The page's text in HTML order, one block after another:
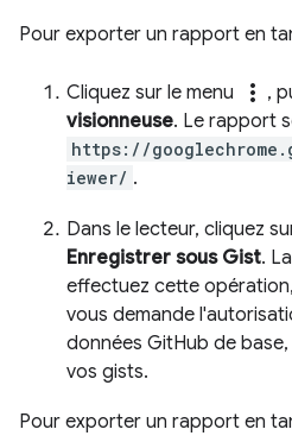
Pour exporter un rapport en
Cliquez sur le menu more_vert ,
visionneuse. Le rapport
https://
iewer/ .
Dans le lecteur, cliquez
Enregistrer sous Gist.
effectuez cette
vous demande
données GitHub de
vos gists.
Pour exporter un rapport en